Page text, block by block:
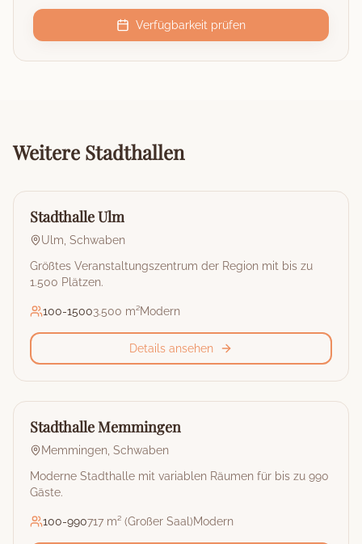
Verfügbarkeit prüfen
Weitere Stadthallen
🏰
Stadthalle
Stadthalle Ulm
Ulm Schwaben
Größtes Veranstaltungszentrum der Region mit bis zu
1.500 Plätzen.
100-15003.500 m²Modern
Details ansehen
🏰
Stadthalle
Stadthalle Memmingen
Memmingen Schwaben
Moderne Stadthalle mit variablen Räumen für bis zu 990
Gäste.
100-990717 m² (Großer Saal)Modern